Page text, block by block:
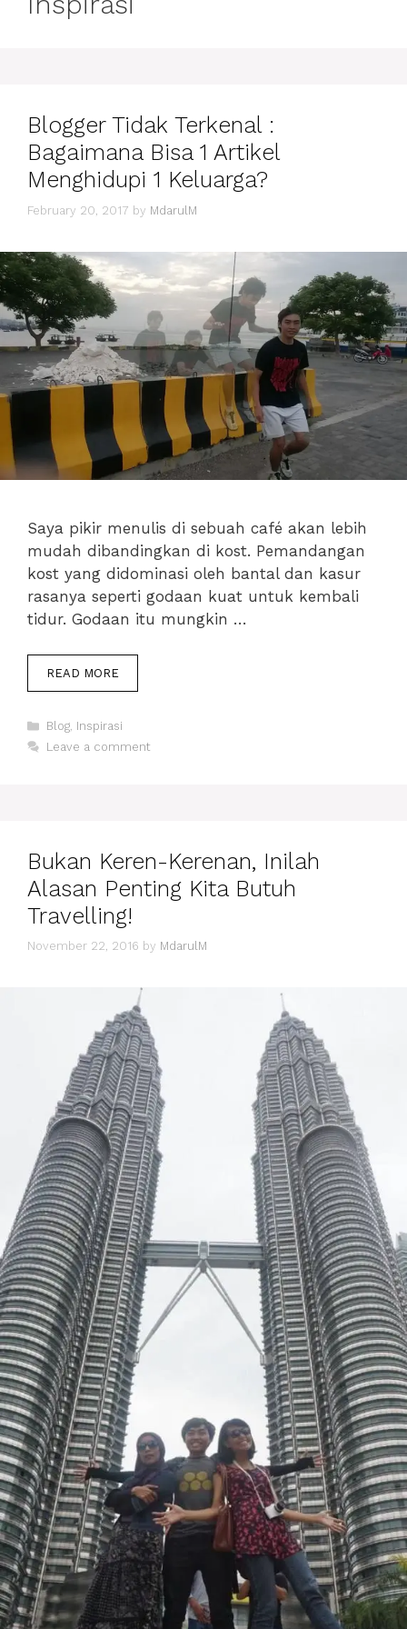
Blogger Tidak Terkenal :
Bagaimana Bisa 1 Artikel
Menghidupi 1 Keluarga?
February 20, 2017 by MdarulM
Saya pikir menulis di sebuah café akan lebih
mudah dibandingkan di kost. Pemandangan
kost yang didominasi oleh bantal dan kasur
rasanya seperti godaan kuat untuk kembali
tidur. Godaan itu mungkin …
READ MORE
TIDAK
:
BAGAIMANA
Categories
Blog, Inspirasi
Leave a comment
Bukan Keren-Kerenan, Inilah
Alasan Penting Kita Butuh
Travelling!
November 22, 2016 by MdarulM